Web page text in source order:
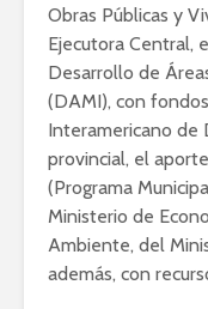
Obras Públicas y
Ejecutora Central,
Desarrollo de
(DAMI), con
Interamericano de
provincial, el
(Programa
Ministerio de
Ambiente, del
además, con